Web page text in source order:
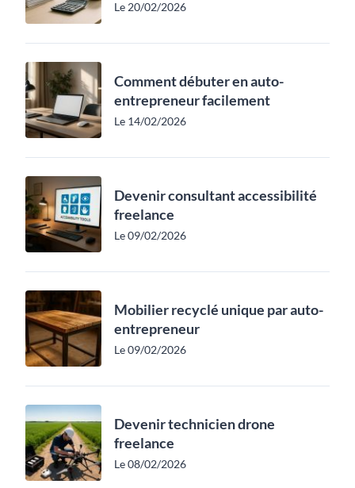
Le 20/02/2026
Comment débuter en auto-
entrepreneur facilement
Le 14/02/2026
Devenir consultant accessibilité
freelance
Le 09/02/2026
Mobilier recyclé unique par auto-
entrepreneur
Le 09/02/2026
Devenir technicien drone
freelance
Le 08/02/2026